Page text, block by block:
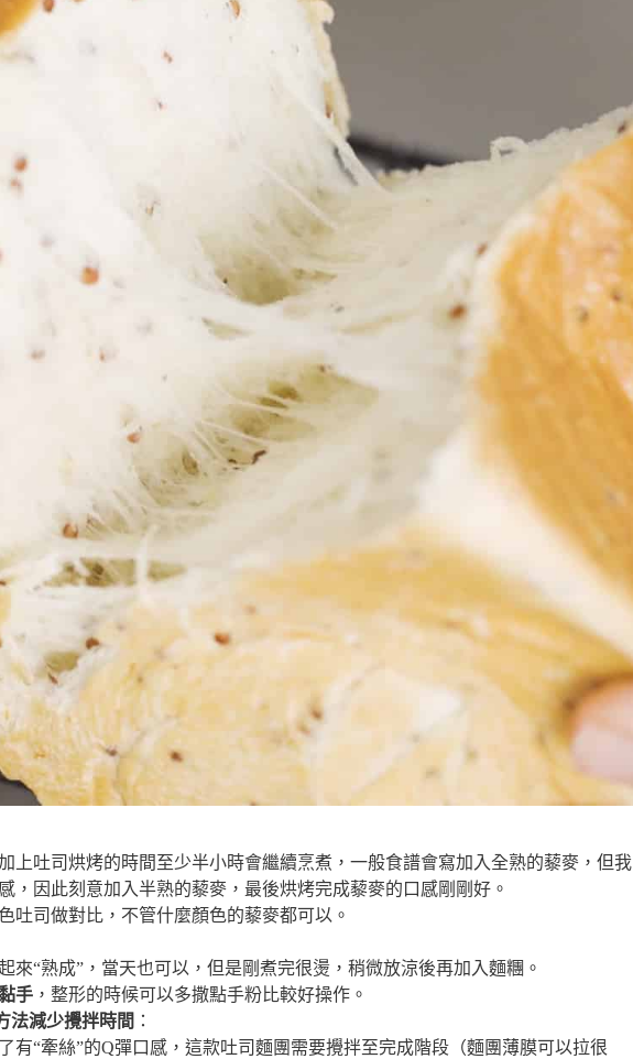
上吐司烘烤的時間至少半小時會繼續烹煮，一般食譜會寫加入全熟的藜麥，但我
，因此刻意加入半熟的藜麥，最後烘烤完成藜麥的口感剛剛好。
吐司做對比，不管什麼顏色的藜麥都可以。
來“熟成”，當天也可以，但是剛煮完很燙，稍微放涼後再加入麵糰。
手 ，整形的時候可以多撒點手粉比較好操作。
法減少攪拌時間 ：
有“牽絲”的Q彈口感，這款吐司麵團需要攪拌至完成階段（麵團薄膜可以拉很